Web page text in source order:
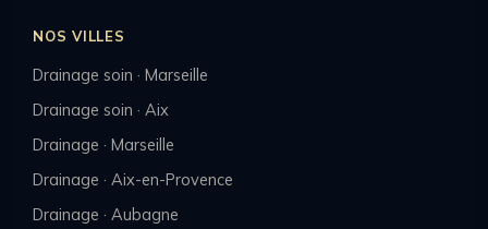
NOS VILLES
Drainage soin · Marseille
Drainage soin · Aix
Drainage · Marseille
Drainage · Aix-en-Provence
Drainage · Aubagne